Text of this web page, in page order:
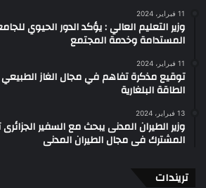
11 فبراير، 2024
وزير التعليم العالي : يؤكد الدور الحيوي
المستدامة وخدمة المجتمع
11 فبراير، 2024
توقيع مذكرة تفاهم في مجال الغاز الطبيعي
الطاقة البلغارية
13 فبراير، 2024
وزير الطيران المدنى يبحث مع السفير
المشترك فى مجال الطيران المدنى
تريندات